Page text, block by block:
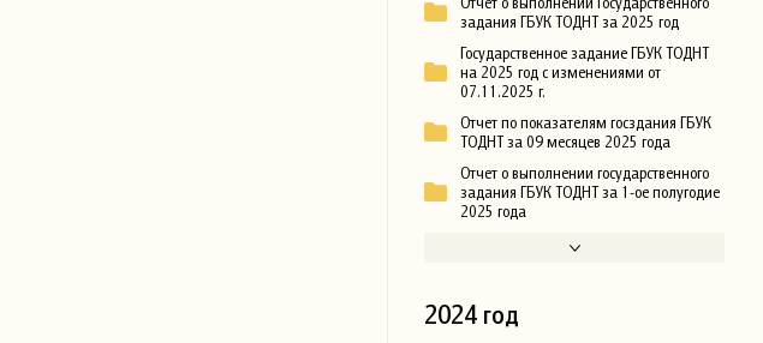
задания ГБУК ТОДНТ за 2025 год
Государственное задание ГБУК ТОДНТ
на 2025 год с изменениями от
07.11.2025 г.
Отчет по показателям госздания ГБУК
ТОДНТ за 09 месяцев 2025 года
Отчет о выполнении государственного
задания ГБУК ТОДНТ за 1-ое полугодие
2025 года
2024 год